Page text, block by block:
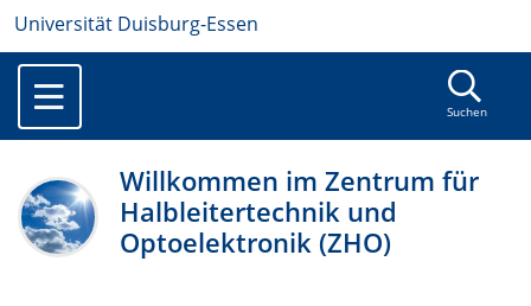
Universität Duisburg-Essen
Suchen
Willkommen im Zentrum für
Halbleitertechnik und
Optoelektronik (ZHO)